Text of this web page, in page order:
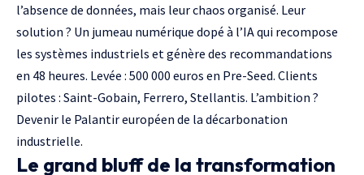
l’absence de données, mais leur chaos organisé. Leur
solution ? Un jumeau numérique dopé à l’IAqui recompose
les systèmes industriels et génère des recommandations
en 48 heures. Levée : 500 000 euros en Pre-Seed. Clients
pilotes : Saint-Gobain, Ferrero, Stellantis. L’ambition ?
Devenir le Palantir européen de la décarbonation
industrielle.
Le grand bluff de la transformation